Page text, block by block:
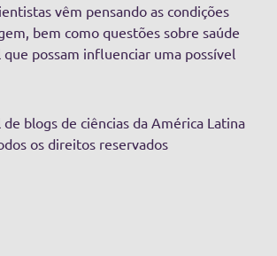
vêm pensando as condições
bem como questões sobre saúde
possam influenciar uma possível
blogs de ciências da América Latina
os direitos reservados